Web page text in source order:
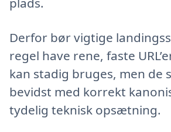
Derfor bør vigtige
regel have rene, faste
kan stadig bruges, men de
bevidst med korrekt
tydelig teknisk opsætning.